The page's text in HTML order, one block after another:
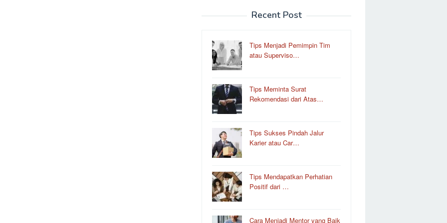
Recent Post
Tips Menjadi Pemimpin Tim
atau Superviso…
Tips Meminta Surat
Rekomendasi dari Atas…
Tips Sukses Pindah Jalur
Karier atau Car…
Tips Mendapatkan Perhatian
Positif dari …
Cara Menjadi Mentor yang Baik